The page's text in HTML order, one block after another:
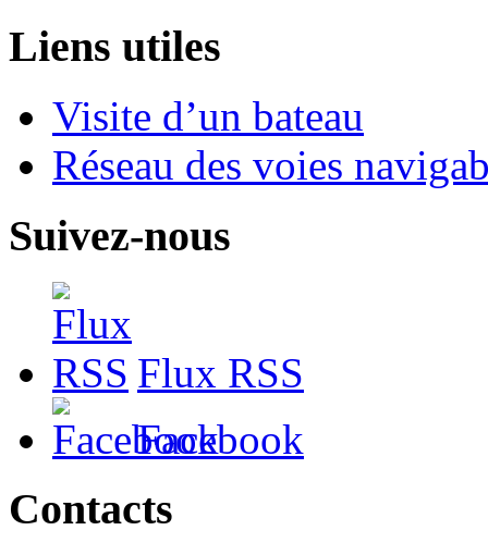
Liens utiles
Visite d’un bateau
Réseau des voies
Suivez-nous
Flux RSS
Facebook
Contacts